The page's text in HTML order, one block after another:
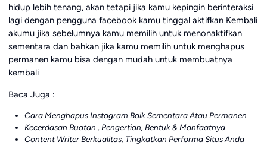
hidup lebih tenang, akan tetapi jika kamu kepingin berinteraksi
lagi dengan pengguna facebook kamu tinggal aktifkan Kembali
akumu jika sebelumnya kamu memilih untuk menonaktifkan
sementara dan bahkan jika kamu memilih untuk menghapus
permanen kamu bisa dengan mudah untuk membuatnya
kembali
Baca Juga :
Cara Menghapus Instagram Baik Sementara Atau Permanen
Kecerdasan Buatan , Pengertian, Bentuk & Manfaatnya
Content Writer Berkualitas, Tingkatkan Performa Situs Anda